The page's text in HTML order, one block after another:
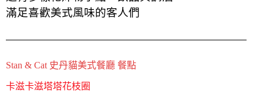
滿足喜歡美式風味的客人們
Stan & Cat 史丹貓美式餐廳 餐點
卡滋卡滋塔塔花枝圈